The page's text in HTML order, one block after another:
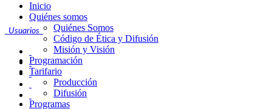
Usuarios
Inicio
Quiénes somos
Quiénes Somos
Código de Ética y Difusión
Misión y Visión
Programación
Tarifario
Producción
Difusión
Programas